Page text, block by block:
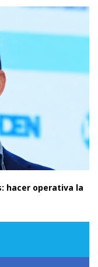
hacer operativa la